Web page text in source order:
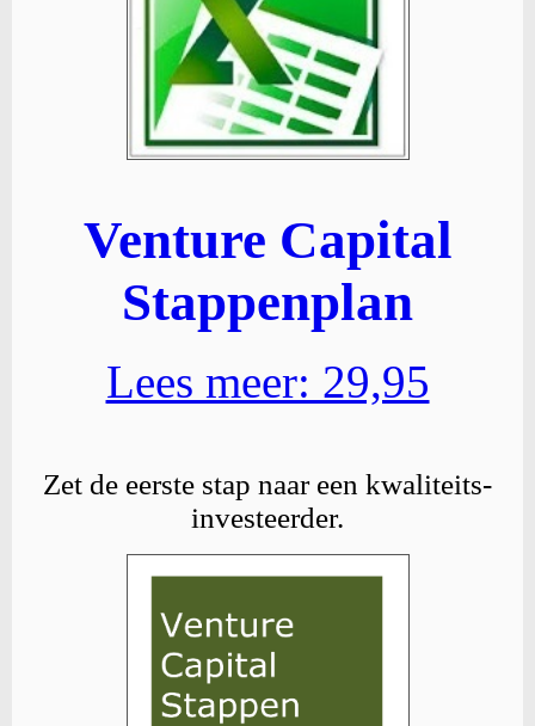
Venture Capital
Stappenplan
Lees meer: 29,95
Zet de eerste stap naar een kwaliteits-
investeerder.